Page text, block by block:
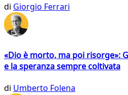
di Giorgio Ferrari
«Dio è morto, ma poi risorge»:
e la speranza sempre coltivata
di Umberto Folena